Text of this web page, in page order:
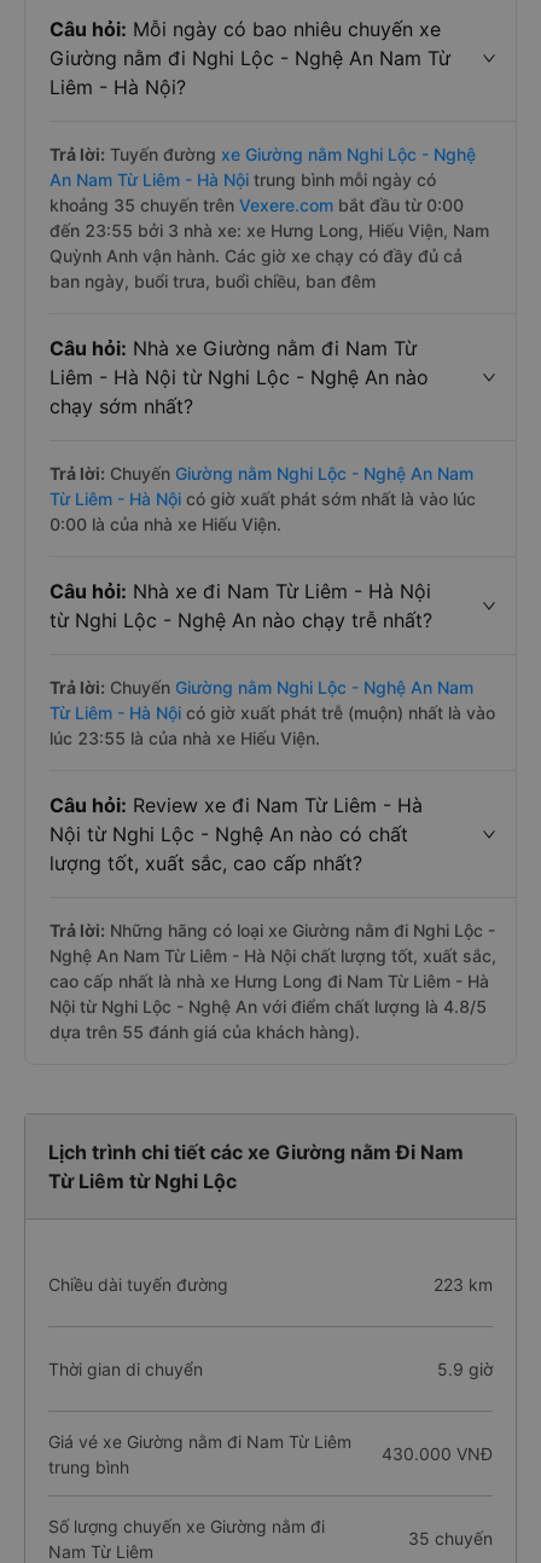
Câu hỏi: Mỗi ngày có bao nhiêu chuyến xe
Giường nằm đi Nghi Lộc - Nghệ An Nam Từ
Liêm - Hà Nội?
Trả lời: Tuyến đường xe Giường nằm Nghi Lộc - Nghệ
An Nam Từ Liêm - Hà Nội trung bình mỗi ngày có
khoảng 35 chuyến trên Vexere.com bắt đầu từ 0:00
đến 23:55 bởi 3 nhà xe: xe Hưng Long, Hiếu Viện, Nam
Quỳnh Anh vận hành. Các giờ xe chạy có đầy đủ cả
ban ngày, buổi trưa, buổi chiều, ban đêm
Câu hỏi: Nhà xe Giường nằm đi Nam Từ
Liêm - Hà Nội từ Nghi Lộc - Nghệ An nào
chạy sớm nhất?
Trả lời: Chuyến Giường nằm Nghi Lộc - Nghệ An Nam
Từ Liêm - Hà Nội có giờ xuất phát sớm nhất là vào lúc
0:00 là của nhà xe Hiếu Viện.
Câu hỏi: Nhà xe đi Nam Từ Liêm - Hà Nội
từ Nghi Lộc - Nghệ An nào chạy trễ nhất?
Trả lời: Chuyến Giường nằm Nghi Lộc - Nghệ An Nam
Từ Liêm - Hà Nội có giờ xuất phát trễ (muộn) nhất là vào
lúc 23:55 là của nhà xe Hiếu Viện.
Câu hỏi: Review xe đi Nam Từ Liêm - Hà
Nội từ Nghi Lộc - Nghệ An nào có chất
lượng tốt, xuất sắc, cao cấp nhất?
Trả lời: Những hãng có loại xe Giường nằm đi Nghi Lộc -
Nghệ An Nam Từ Liêm - Hà Nội chất lượng tốt, xuất sắc,
cao cấp nhất là nhà xe Hưng Long đi Nam Từ Liêm - Hà
Nội từ Nghi Lộc - Nghệ An với điểm chất lượng là 4.8/5
dựa trên 55 đánh giá của khách hàng).
Lịch trình chi tiết các xe Giường nằm Đi Nam
Từ Liêm từ Nghi Lộc
Chiều dài tuyến đường 223 km
Thời gian di chuyển 5.9 giờ
Giá vé xe Giường nằm đi Nam Từ Liêm
trung bình
430.000 VNĐ
Số lượng chuyến xe Giường nằm đi
Nam Từ Liêm
35 chuyến